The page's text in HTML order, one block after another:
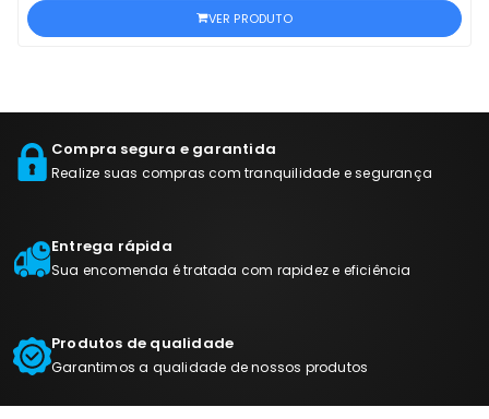
VER PRODUTO
Compra segura e garantida
Realize suas compras com tranquilidade e segurança
Entrega rápida
Sua encomenda é tratada com rapidez e eficiência
Produtos de qualidade
Garantimos a qualidade de nossos produtos